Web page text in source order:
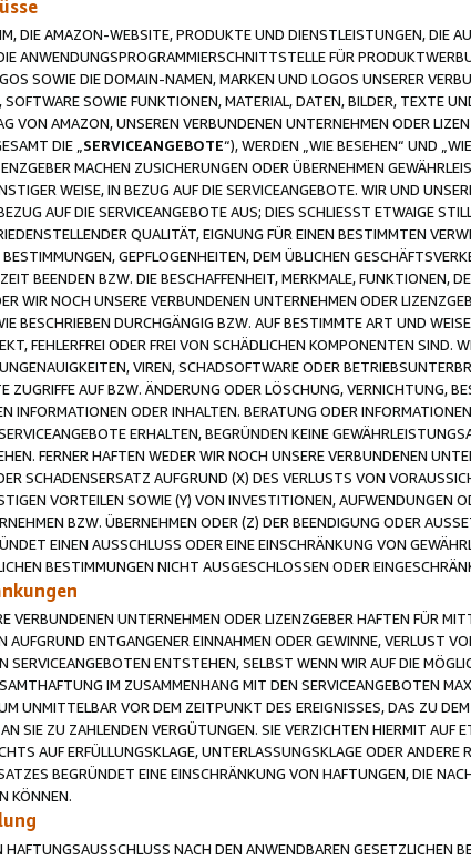
DIE AMAZON-WEBSITE, PRODUKTE UND DIENSTLEISTUNGEN, DIE
ANWENDUNGSPROGRAMMIERSCHNITTSTELLE FÜR
SOWIE DIE DOMAIN-NAMEN, MARKEN UND LOGOS UNSERER
SOWIE FUNKTIONEN, MATERIAL, DATEN, BILDER, TEXTE
VON AMAZON, UNSEREN VERBUNDENEN UNTERNEHMEN ODER
DIE „ SERVICEANGEBOTE“), WERDEN „WIE BESEHEN“ UND
MACHEN ZUSICHERUNGEN ODER ÜBERNEHMEN
WEISE, IN BEZUG AUF DIE SERVICEANGEBOTE. WIR UND
AUF DIE SERVICEANGEBOTE AUS; DIES SCHLIESST ETWAIGE
QUALITÄT, EIGNUNG FÜR EINEN BESTIMMTEN
GEPFLOGENHEITEN, DEM ÜBLICHEN
BEENDEN BZW. DIE BESCHAFFENHEIT, MERKMALE, FUNKTIONEN,
WIR NOCH UNSERE VERBUNDENEN UNTERNEHMEN ODER
BESCHRIEBEN DURCHGÄNGIG BZW. AUF BESTIMMTE ART UND
FEHLERFREI ODER FREI VON SCHÄDLICHEN KOMPONENTEN SIND.
VIREN, SCHADSOFTWARE ODER
ZUGRIFFE AUF BZW. ÄNDERUNG ODER LÖSCHUNG, VERNICHTUNG,
INFORMATIONEN ODER INHALTEN. BERATUNG ODER
ERHALTEN, BEGRÜNDEN KEINE
FERNER HAFTEN WEDER WIR NOCH UNSERE VERBUNDENEN
SCHADENSERSATZ AUFGRUND (X) DES VERLUSTS VON
VORTEILEN SOWIE (Y) VON INVESTITIONEN, AUFWENDUNGEN
BZW. ÜBERNEHMEN ODER (Z) DER BEENDIGUNG ODER
EINEN AUSSCHLUSS ODER EINE EINSCHRÄNKUNG VON
BESTIMMUNGEN NICHT AUSGESCHLOSSEN ODER
VERBUNDENEN UNTERNEHMEN ODER LIZENZGEBER HAFTEN FÜR
AUFGRUND ENTGANGENER EINNAHMEN ODER GEWINNE, VERLUST
SERVICEANGEBOTEN ENTSTEHEN, SELBST WENN WIR AUF DIE
IM ZUSAMMENHANG MIT DEN SERVICEANGEBOTEN
UNMITTELBAR VOR DEM ZEITPUNKT DES EREIGNISSES, DAS ZU
SIE ZU ZAHLENDEN VERGÜTUNGEN. SIE VERZICHTEN HIERMIT AUF
AUF ERFÜLLUNGSKLAGE, UNTERLASSUNGSKLAGE ODER
BEGRÜNDET EINE EINSCHRÄNKUNG VON HAFTUNGEN, DIE
KÖNNEN.
NACH DEN ANWENDBAREN GESETZLICHEN